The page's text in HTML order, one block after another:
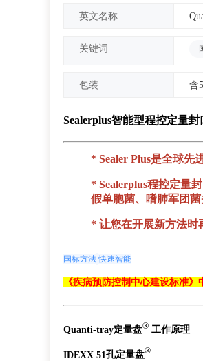
英文名称
关键词
包装 含
Sealerplus智能型程控定量封
* Sealer Plus是全球先
* Sealerplus程控定量
假单胞菌、嗜肺军团菌
* 让您在开展新方法时
国标方法 快速智能
《疾病预防控制中心建设标准》
Quanti-tray定量盘® 工作原理
IDEXX 51孔定量盘®